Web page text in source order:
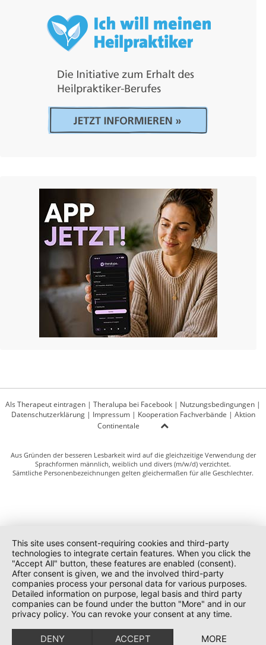
Als Therapeut eintragen | Theralupa bei Facebook | Nutzungsbedingungen |
Datenschutzerklärung| Impressum| Kooperation Fachverbände | Aktion
Continentale
Aus Gründen der besseren Lesbarkeit wird auf die gleichzeitige Verwendung der
Sprachformen männlich, weiblich und divers (m/w/d) verzichtet.
Sämtliche Personenbezeichnungen gelten gleichermaßen für alle Geschlechter.
This site uses consent-requiring cookies and third-party
technologies to integrate certain features. When you click the
"Accept All" button, these features are enabled (consent).
After consent is given, we and the involved third-party
companies process your personal data for various purposes.
Detailed information on purpose, legal basis and third party
companies can be found under the button "More" and in our
privacy policy. You can revoke your consent at any time.
DENY ACCEPT MORE